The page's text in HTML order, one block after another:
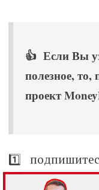
👍 Если Вы
полезное, то,
проект
1️⃣
2️⃣